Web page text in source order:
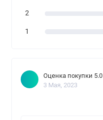
2
1
Оценка покупки 5.0
3 Мая, 2023